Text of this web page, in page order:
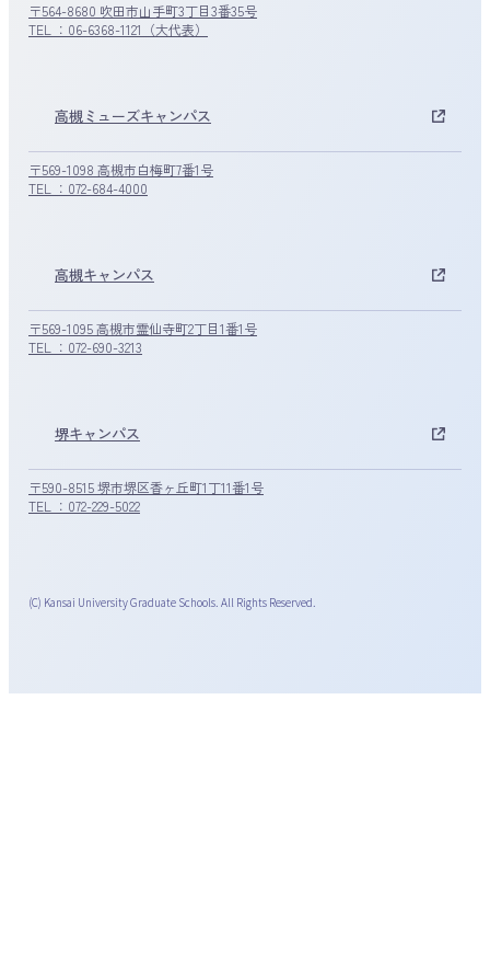
〒564-8680 吹田市山手町3丁目3番35号
TEL ：06-6368-1121（大代表）
高槻ミューズキャンパス
〒569-1098 高槻市白梅町7番1号
TEL ：072-684-4000
高槻キャンパス
〒569-1095 高槻市霊仙寺町2丁目1番1号
TEL ：072-690-3213
堺キャンパス
〒590-8515 堺市堺区香ヶ丘町1丁11番1号
TEL ：072-229-5022
(C) Kansai University Graduate Schools. All Rights Reserved.